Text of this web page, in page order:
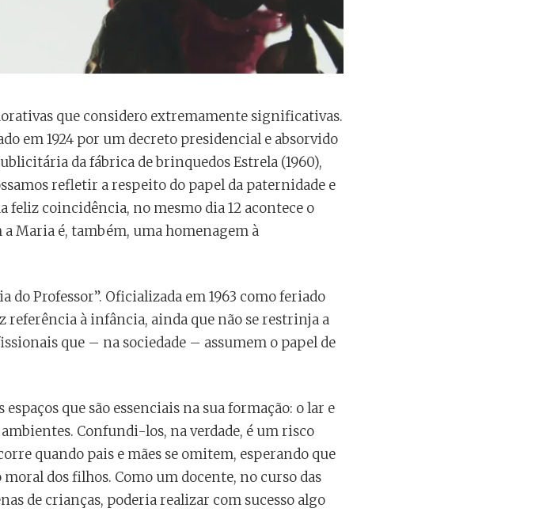
que considero extremamente significativas.
em 1924 por um decreto presidencial e absorvido
da fábrica de brinquedos Estrela (1960),
refletir a respeito do papel da paternidade e
feliz coincidência, no mesmo dia 12 acontece o
Maria é, também, uma homenagem à
do Professor”. Oficializada em 1963 como feriado
referência à infância, ainda que não se restrinja a
que – na sociedade – assumem o papel de
que são essenciais na sua formação: o lar e
Confundi-los, na verdade, é um risco
quando pais e mães se omitem, esperando que
dos filhos. Como um docente, no curso das
de crianças, poderia realizar com sucesso algo